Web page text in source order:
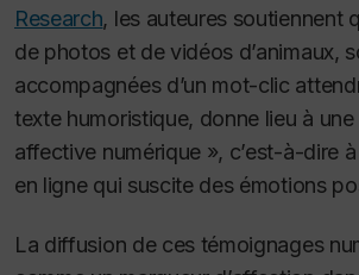
Research, les auteures soutiennent
de photos et de vidéos d’animaux,
accompagnées d’un mot-clic
texte humoristique, donne lieu à
affective numérique », c’est-à-dire
en ligne qui suscite des émotions
La diffusion de ces témoignages